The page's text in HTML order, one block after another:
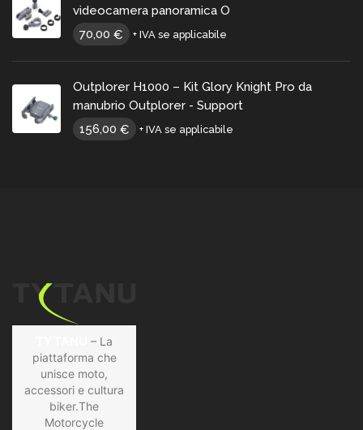
videocamera panoramica O
70,00 € + IVA se applicabile
Outplorer H1000 – Kit Glory Knight Pro da
manubrio Outplorer - Support
156,00 € + IVA se applicabile
– La
piattaforma che
unisce moto,
accessori e cultura
biker.The
Motorcycle